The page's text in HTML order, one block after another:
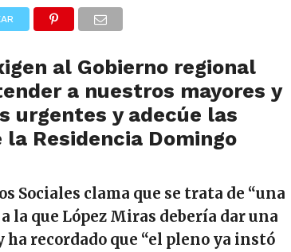
al Gobierno regional
a nuestros mayores y
urgentes y adecúe las
Residencia Domingo
Sociales clama que se trata de “una
la que López Miras debería dar una
recordado que “el pleno ya instó